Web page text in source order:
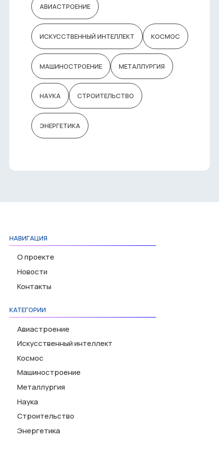
АВИАСТРОЕНИЕ
ИСКУССТВЕННЫЙ ИНТЕЛЛЕКТ КОСМОС
МАШИНОСТРОЕНИЕ МЕТАЛЛУРГИЯ
НАУКА СТРОИТЕЛЬСТВО
ЭНЕРГЕТИКА
НАВИГАЦИЯ
О проекте
Новости
Контакты
КАТЕГОРИИ
Авиастроение
Искусственный интеллект
Космос
Машиностроение
Металлургия
Наука
Строительство
Энергетика